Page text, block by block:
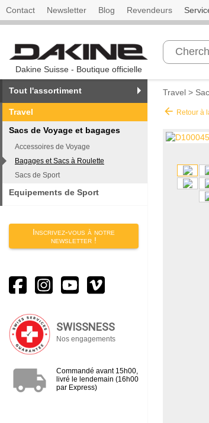
Contact Newsletter Blog Revendeurs
Dakine Suisse - Boutique officielle
Tout l'assortiment
Travel
Sacs de Voyage et bagages
Accessoires de Voyage
Bagages et Sacs à Roulette
Sacs de Sport
Equipements de Sport
Inscrivez-vous à notre
newsletter !
SWISSNESS
Nos engagements
local_shipping
Commandé avant 15h00,
livré le lendemain (16h00
par Express)
Travel >
arrow_back Retour à